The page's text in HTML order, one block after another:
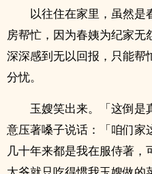
以往住在家里，虽然是
房帮忙，因为春姨为纪家
深深感到无以回报，只能帮
分忧。
玉嫂笑出来。「这倒是
意压著嗓子说话：「咱们家
几十年来都是我在服侍著